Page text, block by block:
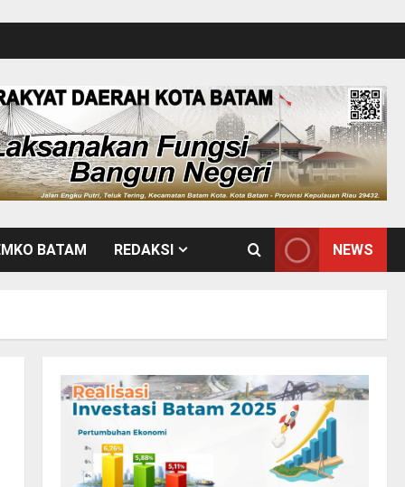
BATAM REDAKSI NEWS